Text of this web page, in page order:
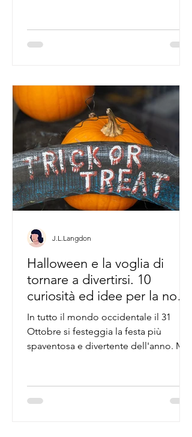
Halloween e la voglia di
tornare a divertirsi. 10
curiosità ed idee per la notte
più spaventosa.
In tutto il mondo occidentale il 31
Ottobre si festeggia la festa più
spaventosa e divertente dell'anno. Ma
J.L.Langdon